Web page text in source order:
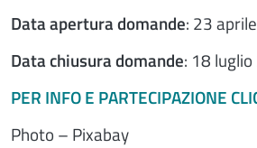
Data apertura domande: 23
Data chiusura domande: 18
PER INFO E PARTECIPAZIONE
Photo – Pixabay